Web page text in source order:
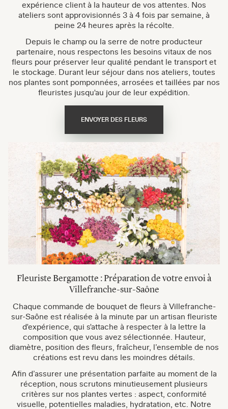
expérience client à la hauteur de vos attentes. Nos
ateliers sont approvisionnés 3 à 4 fois par semaine, à
peine 24 heures après la récolte.
Depuis le champ ou la serre de notre producteur
partenaire, nous respectons les besoins vitaux de nos
fleurs pour préserver leur qualité pendant le transport et
le stockage. Durant leur séjour dans nos ateliers, toutes
nos plantes sont pomponnées, arrosées et taillées par nos
fleuristes jusqu'au jour de leur expédition.
ENVOYER DES FLEURS
Fleuriste Bergamotte : Préparation de votre envoi à
Villefranche-sur-Saône
Chaque commande de bouquet de fleurs à Villefranche-
sur-Saône est réalisée à la minute par un artisan fleuriste
d'expérience, qui s'attache à respecter à la lettre la
composition que vous avez sélectionnée. Hauteur,
diamètre, position des fleurs, fraîcheur, l’ensemble de nos
créations est revu dans les moindres détails.
Afin d’assurer une présentation parfaite au moment de la
réception, nous scrutons minutieusement plusieurs
critères sur nos plantes vertes : aspect, conformité
visuelle, potentielles maladies, hydratation, etc. Notre